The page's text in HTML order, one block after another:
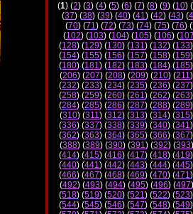
(1) (2) (3) (4) (5) (6) (7) (8) (9) (10) (
(37) (38) (39) (40) (41) (42) (43) (
(70) (71) (72) (73) (74) (75) (76) (
(102) (103) (104) (105) (106) (107
(128) (129) (130) (131) (132) (133
(154) (155) (156) (157) (158) (159
(180) (181) (182) (183) (184) (185
(206) (207) (208) (209) (210) (211
(232) (233) (234) (235) (236) (237
(258) (259) (260) (261) (262) (263
(284) (285) (286) (287) (288) (289
(310) (311) (312) (313) (314) (315
(336) (337) (338) (339) (340) (341
(362) (363) (364) (365) (366) (367
(388) (389) (390) (391) (392) (393
(414) (415) (416) (417) (418) (419
(440) (441) (442) (443) (444) (445
(466) (467) (468) (469) (470) (471
(492) (493) (494) (495) (496) (497
(518) (519) (520) (521) (522) (523
(544) (545) (546) (547) (548) (549